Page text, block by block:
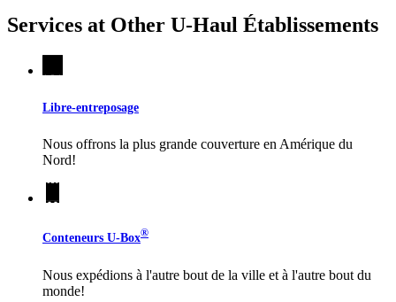
Services at Other U-Haul Établissements
Libre-entreposage
Nous offrons la plus grande couverture en Amérique du
Nord!
Conteneurs U-Box®
Nous expédions à l'autre bout de la ville et à l'autre bout du
monde!